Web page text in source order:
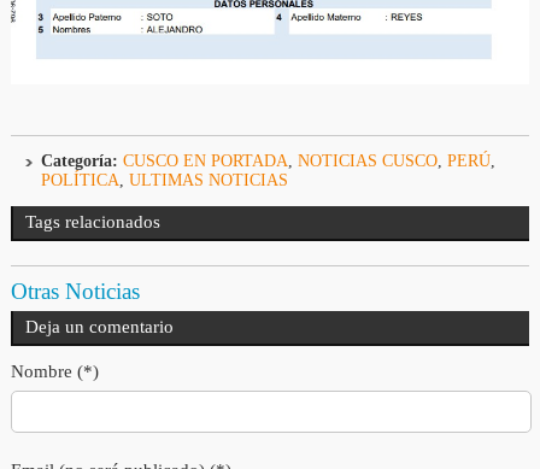
Categoría: CUSCO EN PORTADA, NOTICIAS CUSCO, PERÚ,
POLÍTICA, ULTIMAS NOTICIAS
Tags relacionados
Otras Noticias
Deja un comentario
Nombre (*)